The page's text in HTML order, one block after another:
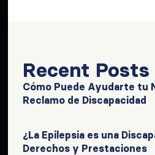
Recent Posts
Cómo Puede Ayudarte tu
Reclamo de Discapacidad
¿La Epilepsia es una
Derechos y Prestaciones